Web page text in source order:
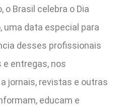
o Brasil celebra o Dia
uma data especial para
desses profissionais
e entregas, nos
jornais, revistas e outras
educam e